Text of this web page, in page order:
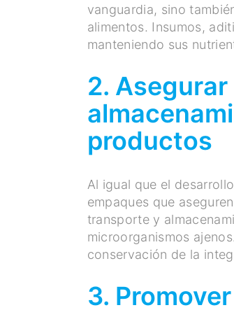
vanguardia, sino
alimentos. Insumos,
manteniendo sus
2.
productos
Al igual que el
empaques que
transporte y
microorganismos
conservación de la
3.